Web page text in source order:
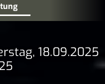
18.09.2025